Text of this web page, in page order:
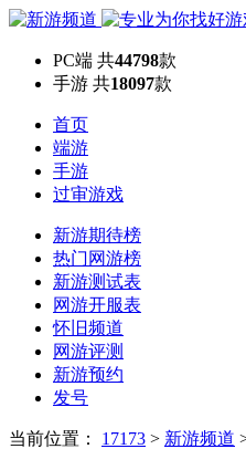
PC端 共44798款
手游 共18097款
首页
端游
手游
过审游戏
新游期待榜
热门网游榜
新游测试表
网游开服表
怀旧频道
网游评测
新游预约
发号
当前位置： 17173 > 新游频道